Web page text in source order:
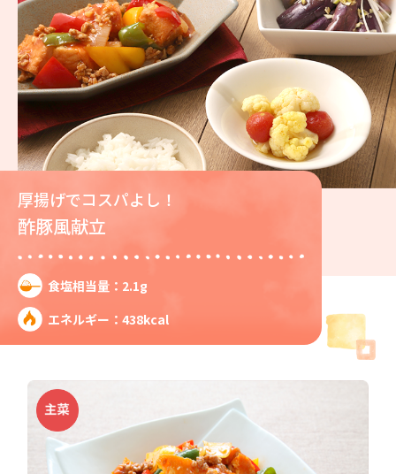
厚揚げでコスパよし！
酢豚風献立
食塩相当量：2.1g
エネルギー：438kcal